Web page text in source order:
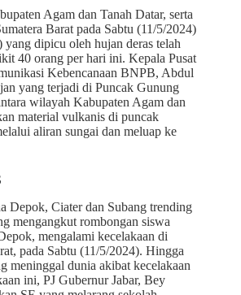
Agam dan Tanah Datar, serta
Barat pada Sabtu (11/5/2024)
dipicu oleh hujan deras telah
40 orang per hari ini. Kepala Pusat
Kebencanaan BNPB, Abdul
yang terjadi di Puncak Gunung
wilayah Kabupaten Agam dan
material vulkanis di puncak
aliran sungai dan meluap ke
Depok, Ciater dan Subang trending
mengangkut rombongan siswa
mengalami kecelakaan di
pada Sabtu (11/5/2024). Hingga
meninggal dunia akibat kecelakaan
ini, PJ Gubernur Jabar, Bey